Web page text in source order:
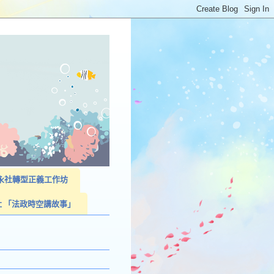
社轉型正義工作坊
法政時空講故事」